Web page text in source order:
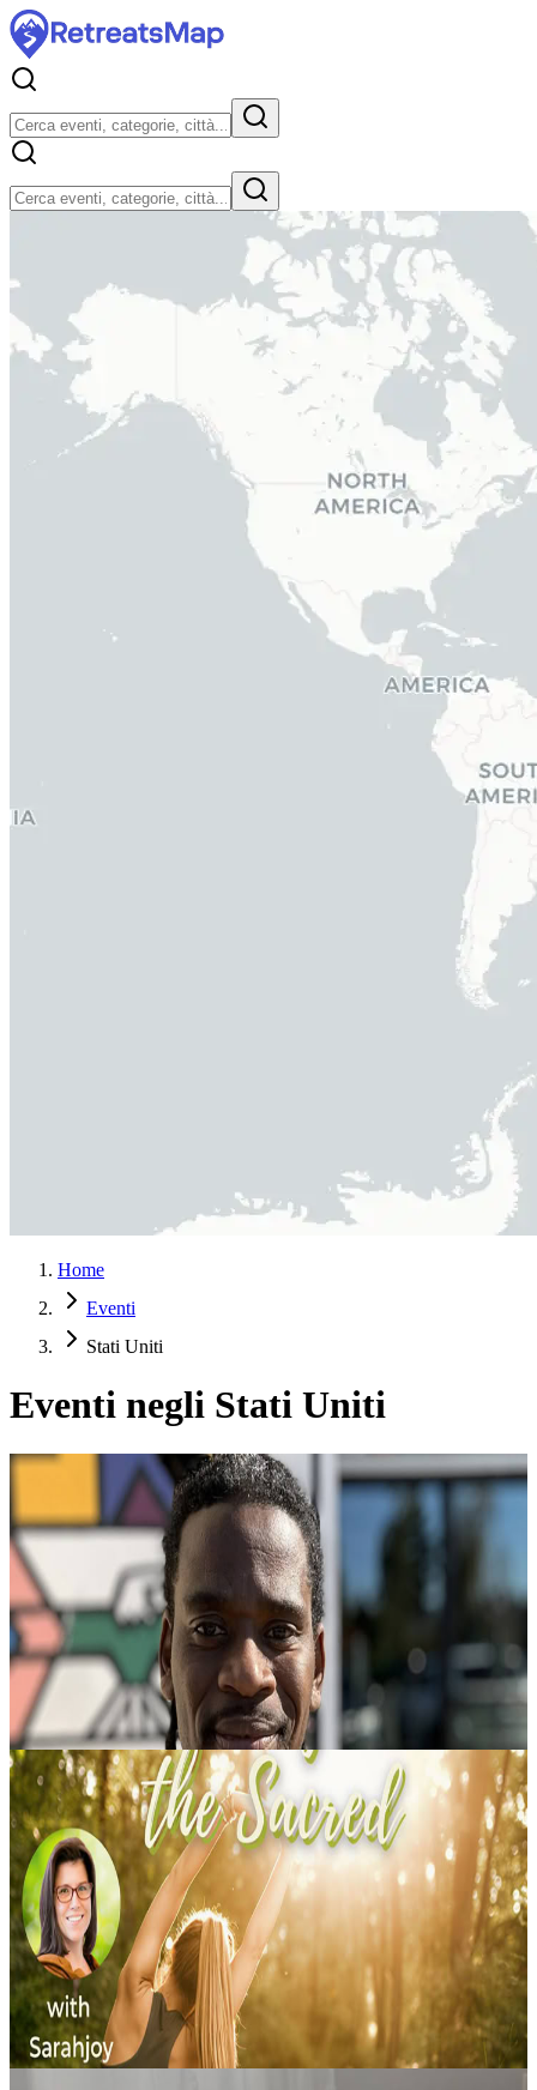
Home
Eventi
Stati Uniti
Eventi negli Stati Uniti
Ritrovare la Tua Bussola Interiore
In una cultura che disperde spesso l’attenzione in molte direzioni,
questo ritiro offre un ritorno delicato al centro: un invito a rientrare
nel corpo, nel respiro, nell’intuizione e nella saggezza in...
815,00 USD
6 agosto 2026 22:00
Detroit, Stati Uniti
August BREITENBUSH RITIRO
6 - 9 agosto, da giovedì a domenica Passaggio 1: registrazione
all’offerta del ritiro. Passaggio 2: prenotazione di alloggio + quota
evento Passaggio 1: OFFERTA DEL RITIRO Questa offerta copre
le sess...
300,00 USD
6 agosto 2026
22:00
Detroit, Stati Uniti